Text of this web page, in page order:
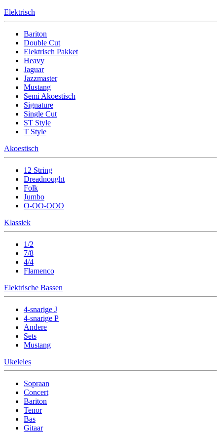
Elektrisch
Bariton
Double Cut
Elektrisch Pakket
Heavy
Jaguar
Jazzmaster
Mustang
Semi Akoestisch
Signature
Single Cut
ST Style
T Style
Akoestisch
12 String
Dreadnought
Folk
Jumbo
O-OO-OOO
Klassiek
1/2
7/8
4/4
Flamenco
Elektrische Bassen
4-snarige J
4-snarige P
Andere
Sets
Mustang
Ukeleles
Sopraan
Concert
Bariton
Tenor
Bas
Gitaar